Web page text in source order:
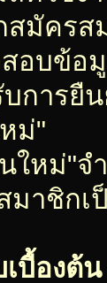
สมัครส
สอบข้อ
บการยื
ม่"
ใหม่"จ
มาชิก
เบื้องต้น